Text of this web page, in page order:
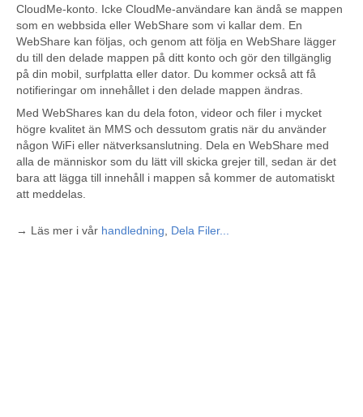
CloudMe-konto. Icke CloudMe-användare kan ändå se mappen
som en webbsida eller WebShare som vi kallar dem. En
WebShare kan följas, och genom att följa en WebShare lägger
du till den delade mappen på ditt konto och gör den tillgänglig
på din mobil, surfplatta eller dator. Du kommer också att få
notifieringar om innehållet i den delade mappen ändras.
Med WebShares kan du dela foton, videor och filer i mycket
högre kvalitet än MMS och dessutom gratis när du använder
någon WiFi eller nätverksanslutning. Dela en WebShare med
alla de människor som du lätt vill skicka grejer till, sedan är det
bara att lägga till innehåll i mappen så kommer de automatiskt
att meddelas.
→ Läs mer i vår handledning Dela Filer...